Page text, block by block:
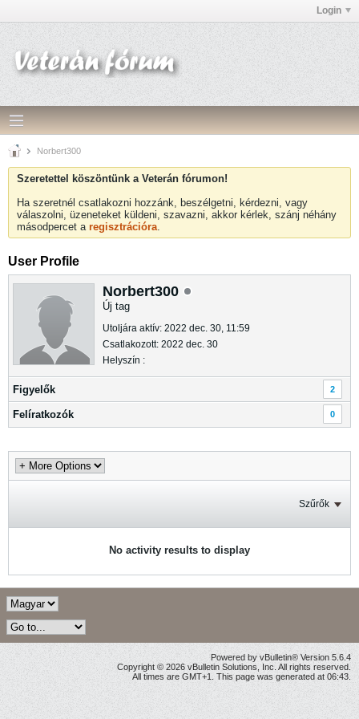
Login
Norbert300
Szeretettel köszöntünk a Veterán fórumon!
Ha szeretnél csatlakozni hozzánk, beszélgetni, kérdezni, vagy
válaszolni, üzeneteket küldeni, szavazni, akkor kérlek, szánj néhány
másodpercet a regisztrációra.
User Profile
Norbert300
Új tag
Utoljára aktív: 2022 dec. 30, 11:59
Csatlakozott: 2022 dec. 30
Helyszín :
Figyelők 2
Felíratkozók 0
Szűrők
No activity results to display
Powered by vBulletin® Version 5.6.4
Copyright © 2026 vBulletin Solutions, Inc. All rights reserved.
All times are GMT+1. This page was generated at 06:43.